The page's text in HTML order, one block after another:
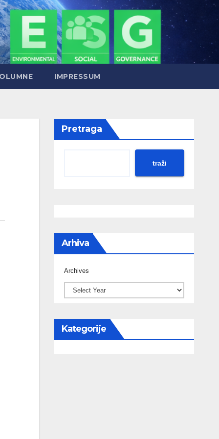
IMPRESSUM
Pretraga
traži
Arhiva
Archives
Kategorije